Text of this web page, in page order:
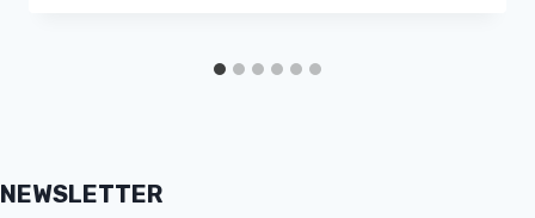
NEWSLETTER